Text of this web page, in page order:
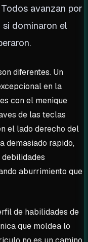
avanzan por
dominaron el
diferentes. Un
en la
con el menique
de las teclas
el lado derecho del
demasiado rapido,
aburrimiento que
de habilidades de
que moldea lo